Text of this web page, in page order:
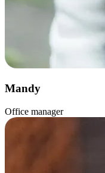
Mandy
Office manager